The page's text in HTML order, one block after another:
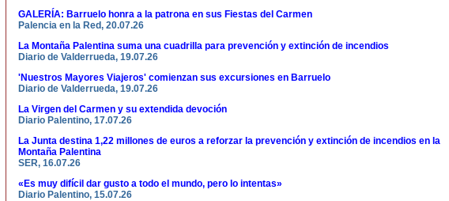
GALERÍA: Barruelo honra a la patrona en sus Fiestas del Carmen
Palencia en la Red, 20.07.26
La Montaña Palentina suma una cuadrilla para prevención y extinción de incendios
Diario de Valderrueda, 19.07.26
'Nuestros Mayores Viajeros' comienzan sus excursiones en Barruelo
Diario de Valderrueda, 19.07.26
La Virgen del Carmen y su extendida devoción
Diario Palentino, 17.07.26
La Junta destina 1,22 millones de euros a reforzar la prevención y extinción de incendios en la
Montaña Palentina
SER, 16.07.26
«Es muy difícil dar gusto a todo el mundo, pero lo intentas»
Diario Palentino, 15.07.26